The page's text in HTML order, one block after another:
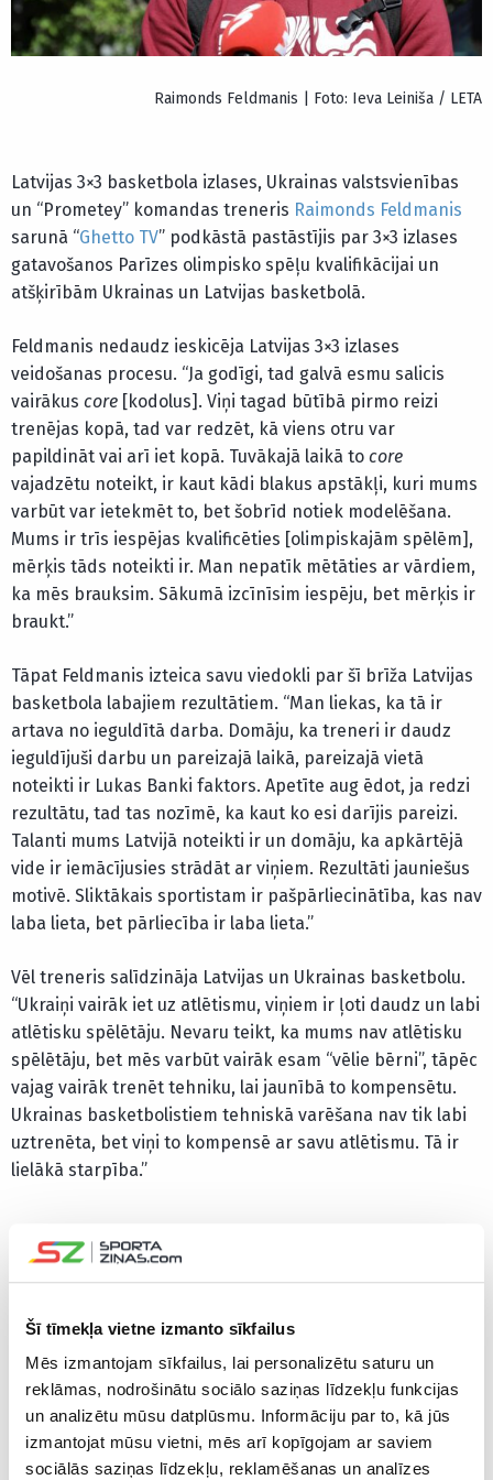
Šī tīmekļa vietne izmanto sīkfailus
Mēs izmantojam sīkfailus, lai personalizētu saturu un
reklāmas, nodrošinātu sociālo saziņas līdzekļu funkcijas
un analizētu mūsu datplūsmu. Informāciju par to, kā jūs
izmantojat mūsu vietni, mēs arī kopīgojam ar saviem
sociālās saziņas līdzekļu, reklamēšanas un analīzes
Raimonds Feldmanis | Foto: Ieva Leiniša / LETA
Latvijas 3×3 basketbola izlases, Ukrainas valstsvienības
un “Prometey” komandas treneris Raimonds Feldmanis
sarunā “Ghetto TV” podkāstā pastāstījis par 3×3 izlases
gatavošanos Parīzes olimpisko spēļu kvalifikācijai un
atšķirībām Ukrainas un Latvijas basketbolā.
Feldmanis nedaudz ieskicēja Latvijas 3×3 izlases
veidošanas procesu. “Ja godīgi, tad galvā esmu salicis
vairākus core [kodolus]. Viņi tagad būtībā pirmo reizi
trenējas kopā, tad var redzēt, kā viens otru var
papildināt vai arī iet kopā. Tuvākajā laikā to core
vajadzētu noteikt, ir kaut kādi blakus apstākļi, kuri mums
varbūt var ietekmēt to, bet šobrīd notiek modelēšana.
Mums ir trīs iespējas kvalificēties [olimpiskajām spēlēm],
mērķis tāds noteikti ir. Man nepatīk mētāties ar vārdiem,
ka mēs brauksim. Sākumā izcīnīsim iespēju, bet mērķis ir
braukt.”
Tāpat Feldmanis izteica savu viedokli par šī brīža Latvijas
basketbola labajiem rezultātiem. “Man liekas, ka tā ir
artava no ieguldītā darba. Domāju, ka treneri ir daudz
ieguldījuši darbu un pareizajā laikā, pareizajā vietā
noteikti ir Lukas Banki faktors. Apetīte aug ēdot, ja redzi
rezultātu, tad tas nozīmē, ka kaut ko esi darījis pareizi.
Talanti mums Latvijā noteikti ir un domāju, ka apkārtējā
vide ir iemācījusies strādāt ar viņiem. Rezultāti jauniešus
motivē. Sliktākais sportistam ir pašpārliecinātība, kas nav
laba lieta, bet pārliecība ir laba lieta.”
Vēl treneris salīdzināja Latvijas un Ukrainas basketbolu.
“Ukraiņi vairāk iet uz atlētismu, viņiem ir ļoti daudz un labi
atlētisku spēlētāju. Nevaru teikt, ka mums nav atlētisku
spēlētāju, bet mēs varbūt vairāk esam “vēlie bērni”, tāpēc
vajag vairāk trenēt tehniku, lai jaunībā to kompensētu.
Ukrainas basketbolistiem tehniskā varēšana nav tik labi
uztrenēta, bet viņi to kompensē ar savu atlētismu. Tā ir
lielākā starpība.”